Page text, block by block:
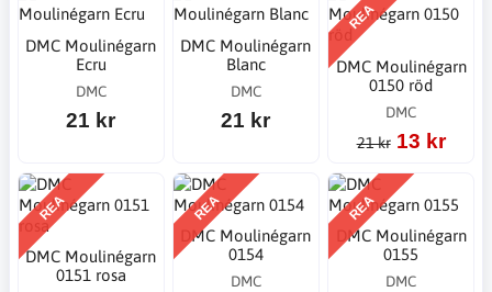
DMC Moulinégarn
Ecru
DMC
21 kr
DMC Moulinégarn
Blanc
DMC
21 kr
REA
DMC Moulinégarn
0150 röd
DMC
21 kr 13 kr
REA
DMC Moulinégarn
0151 rosa
REA
DMC Moulinégarn
0154
DMC
REA
DMC Moulinégarn
0155
DMC